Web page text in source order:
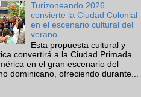
Turizoneando 2026
convierte la Ciudad Colonial
en el escenario cultural del
verano
Esta propuesta cultural y
convertirá a la Ciudad Primada
en el gran escenario del
dominicano, ofreciendo durante...